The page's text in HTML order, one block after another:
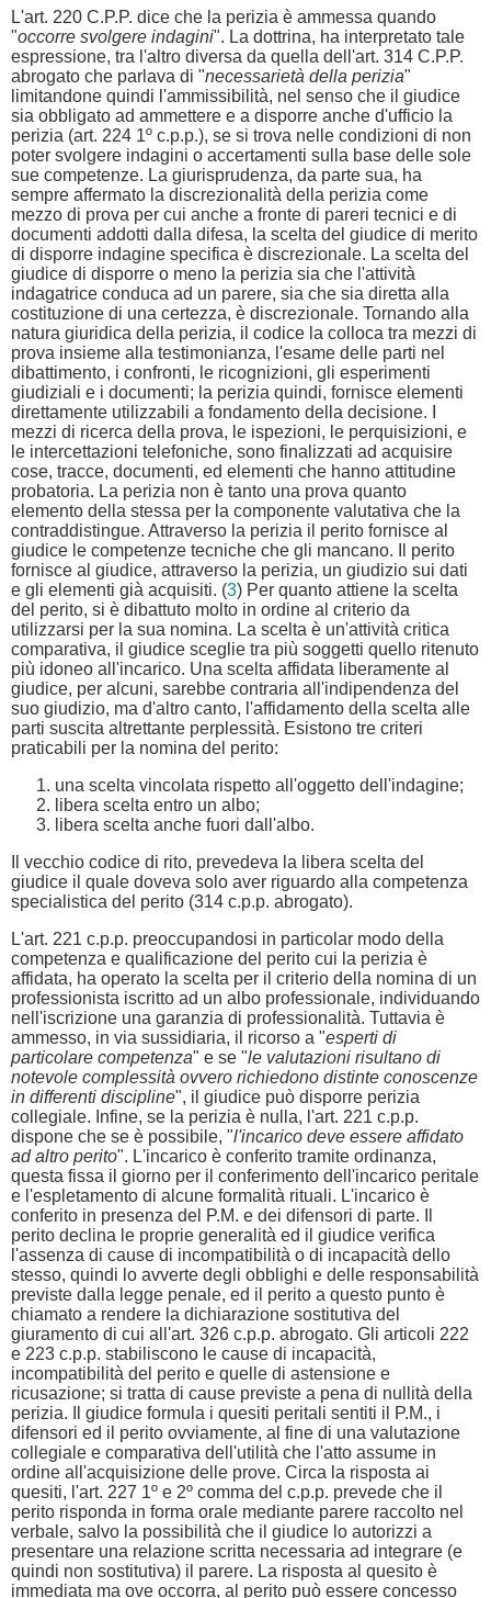
L'art. 220 C.P.P. dice che la perizia è ammessa quando
"occorre svolgere indagini". La dottrina, ha interpretato tale
espressione, tra l'altro diversa da quella dell'art. 314 C.P.P.
abrogato che parlava di "necessarietà della perizia"
limitandone quindi l'ammissibilità, nel senso che il giudice
sia obbligato ad ammettere e a disporre anche d'ufficio la
perizia (art. 224 1º c.p.p.), se si trova nelle condizioni di non
poter svolgere indagini o accertamenti sulla base delle sole
sue competenze. La giurisprudenza, da parte sua, ha
sempre affermato la discrezionalità della perizia come
mezzo di prova per cui anche a fronte di pareri tecnici e di
documenti addotti dalla difesa, la scelta del giudice di merito
di disporre indagine specifica è discrezionale. La scelta del
giudice di disporre o meno la perizia sia che l'attività
indagatrice conduca ad un parere, sia che sia diretta alla
costituzione di una certezza, è discrezionale. Tornando alla
natura giuridica della perizia, il codice la colloca tra mezzi di
prova insieme alla testimonianza, l'esame delle parti nel
dibattimento, i confronti, le ricognizioni, gli esperimenti
giudiziali e i documenti; la perizia quindi, fornisce elementi
direttamente utilizzabili a fondamento della decisione. I
mezzi di ricerca della prova, le ispezioni, le perquisizioni, e
le intercettazioni telefoniche, sono finalizzati ad acquisire
cose, tracce, documenti, ed elementi che hanno attitudine
probatoria. La perizia non è tanto una prova quanto
elemento della stessa per la componente valutativa che la
contraddistingue. Attraverso la perizia il perito fornisce al
giudice le competenze tecniche che gli mancano. Il perito
fornisce al giudice, attraverso la perizia, un giudizio sui dati
e gli elementi già acquisiti. (3) Per quanto attiene la scelta
del perito, si è dibattuto molto in ordine al criterio da
utilizzarsi per la sua nomina. La scelta è un'attività critica
comparativa, il giudice sceglie tra più soggetti quello ritenuto
più idoneo all'incarico. Una scelta affidata liberamente al
giudice, per alcuni, sarebbe contraria all'indipendenza del
suo giudizio, ma d'altro canto, l'affidamento della scelta alle
parti suscita altrettante perplessità. Esistono tre criteri
praticabili per la nomina del perito:
una scelta vincolata rispetto all'oggetto dell'indagine;
libera scelta entro un albo;
libera scelta anche fuori dall'albo.
Il vecchio codice di rito, prevedeva la libera scelta del
giudice il quale doveva solo aver riguardo alla competenza
specialistica del perito (314 c.p.p. abrogato).
L'art. 221 c.p.p. preoccupandosi in particolar modo della
competenza e qualificazione del perito cui la perizia è
affidata, ha operato la scelta per il criterio della nomina di un
professionista iscritto ad un albo professionale, individuando
nell'iscrizione una garanzia di professionalità. Tuttavia è
ammesso, in via sussidiaria, il ricorso a "esperti di
particolare competenza" e se "le valutazioni risultano di
notevole complessità ovvero richiedono distinte conoscenze
in differenti discipline", il giudice può disporre perizia
collegiale. Infine, se la perizia è nulla, l'art. 221 c.p.p.
dispone che se è possibile, "l'incarico deve essere affidato
ad altro perito". L'incarico è conferito tramite ordinanza,
questa fissa il giorno per il conferimento dell'incarico peritale
e l'espletamento di alcune formalità rituali. L'incarico è
conferito in presenza del P.M. e dei difensori di parte. Il
perito declina le proprie generalità ed il giudice verifica
l'assenza di cause di incompatibilità o di incapacità dello
stesso, quindi lo avverte degli obblighi e delle responsabilità
previste dalla legge penale, ed il perito a questo punto è
chiamato a rendere la dichiarazione sostitutiva del
giuramento di cui all'art. 326 c.p.p. abrogato. Gli articoli 222
e 223 c.p.p. stabiliscono le cause di incapacità,
incompatibilità del perito e quelle di astensione e
ricusazione; si tratta di cause previste a pena di nullità della
perizia. Il giudice formula i quesiti peritali sentiti il P.M., i
difensori ed il perito ovviamente, al fine di una valutazione
collegiale e comparativa dell'utilità che l'atto assume in
ordine all'acquisizione delle prove. Circa la risposta ai
quesiti, l'art. 227 1º e 2º comma del c.p.p. prevede che il
perito risponda in forma orale mediante parere raccolto nel
verbale, salvo la possibilità che il giudice lo autorizzi a
presentare una relazione scritta necessaria ad integrare (e
quindi non sostitutiva) il parere. La risposta al quesito è
immediata ma ove occorra, al perito può essere concesso